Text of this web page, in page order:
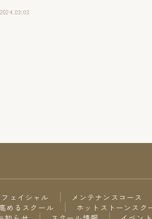
2024.03.03
ェイシャル
メンテナンスコース
めるスクール
ホットストーンスク